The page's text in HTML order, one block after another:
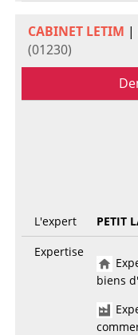
CABINET LETIM |
(01230)
L'expert
PETIT
Expertise
biens